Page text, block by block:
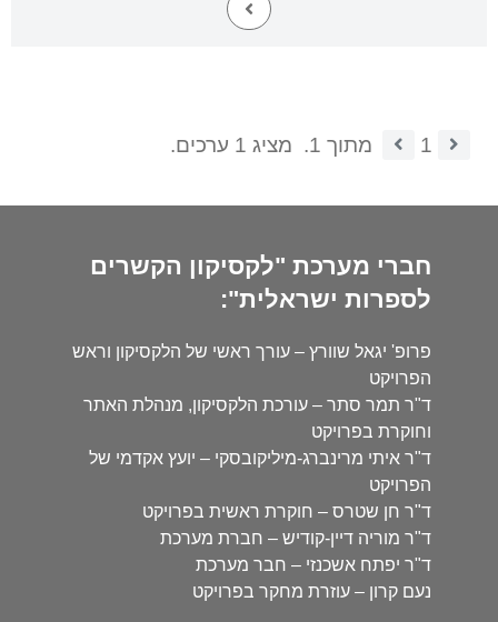
1 מתוך 1. מציג 1 ערכים.
חברי מערכת "לקסיקון הקשרים
לספרות ישראלית":
פרופ' יגאל שוורץ – עורך ראשי של הלקסיקון וראש
הפרויקט
ד"ר תמר סתר – עורכת הלקסיקון, מנהלת האתר
וחוקרת בפרויקט
ד"ר איתי מרינברג-מיליקובסקי – יועץ אקדמי של
הפרויקט
ד"ר חן שטרס – חוקרת ראשית בפרויקט
ד"ר מוריה דיין-קודיש – חברת מערכת
ד"ר יפתח אשכנזי – חבר מערכת
נעם קרון – עוזרת מחקר בפרויקט